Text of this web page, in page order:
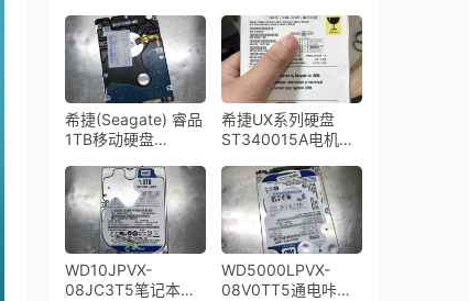
希捷(Seagate) 睿品
1TB移动硬盘
1RK172开盘数据恢
复成功
希捷UX系列硬盘
ST340015A电机损
WD10JPVX-
08JC3T5笔记本硬
WD5000LPVX-
08V0TT5通电咔咔